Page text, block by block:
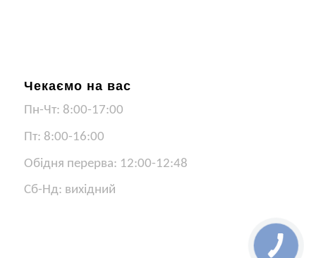
Чекаємо на вас
Пн-Чт: 8:00-17:00
Пт: 8:00-16:00
Обідня перерва: 12:00-12:48
Сб-Нд: вихідний